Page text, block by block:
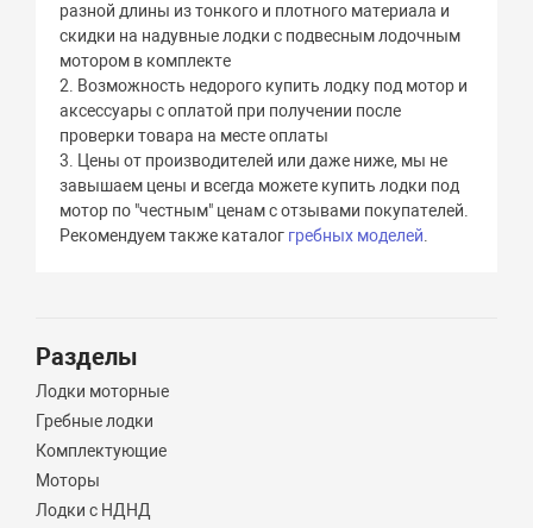
разной длины из тонкого и плотного материала и
скидки на надувные лодки с подвесным лодочным
мотором в комплекте
2. Возможность недорого купить лодку под мотор и
аксессуары с оплатой при получении после
проверки товара на месте оплаты
3. Цены от производителей или даже ниже, мы не
завышаем цены и всегда можете купить лодки под
мотор по "честным" ценам с отзывами покупателей.
Рекомендуем также каталог гребных моделей
Разделы
Лодки моторные
Гребные лодки
Комплектующие
Моторы
Лодки с НДНД